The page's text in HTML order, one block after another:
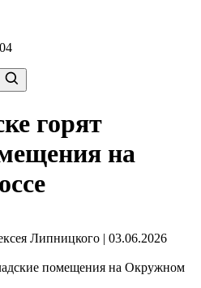
горят
на
Липницкого | 03.06.2026